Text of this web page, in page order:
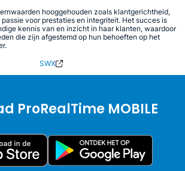
hooggehouden zoals klantgerichtheid,
voor prestaties en integriteit. Het succes is
kennis van en inzicht in haar klanten, waardoor
die zijn afgestemd op hun behoeften op het
SWX
ProRealTime MOBILE